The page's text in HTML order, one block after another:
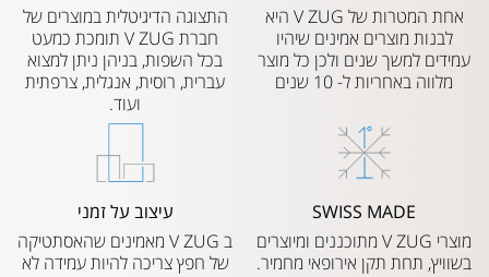
אחת המטרות של V ZUG היא
לבנות מוצרים אמינים שיהיו
עמידים למשך שנים ולכן כל מוצר
מלווה באחריות ל- 10 שנים
התצוגה הדיגיטלית במוצרים של
חברת V ZUG תומכת כמעט
בכל השפות, בניהן ניתן למצוא
עברית, רוסית, אנגלית, צרפתית
ועוד.
SWISS MADE
מוצרי V ZUG מתוכננים ומיוצרים
בשוויץ, תחת תקן אירופאי מחמיר.
עיצוב על זמני
ב V ZUG מאמינים שהאסתטיקה
של חפץ צריכה להיות עמידה לא